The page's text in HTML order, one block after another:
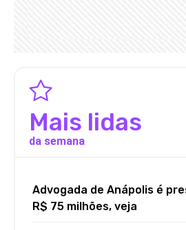
Mais lidas
da semana
Advogada de Anápolis é
R$ 75 milhões, veja